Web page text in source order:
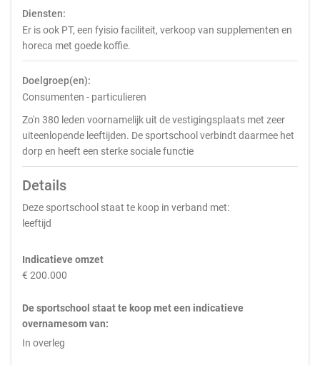
Diensten:
Er is ook PT, een fyisio faciliteit, verkoop van supplementen en
horeca met goede koffie.
Doelgroep(en):
Consumenten - particulieren
Zo'n 380 leden voornamelijk uit de vestigingsplaats met zeer
uiteenlopende leeftijden. De sportschool verbindt daarmee het
dorp en heeft een sterke sociale functie
Details
Deze sportschool staat te koop in verband met:
leeftijd
Indicatieve omzet
€ 200.000
De sportschool staat te koop met een indicatieve
overnamesom van:
In overleg